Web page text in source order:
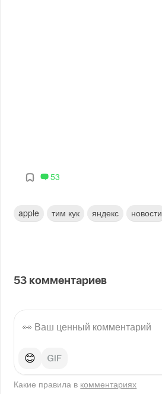
53
apple тим кук яндекс новости
53 комментариев
😊
Какие правила в комментариях